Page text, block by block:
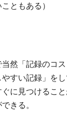
ともある）
然「記録のコス
すい記録」を
に見つけるこ
きる。